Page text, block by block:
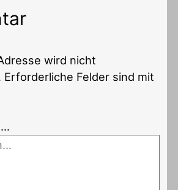
wird nicht
Erforderliche Felder sind mit